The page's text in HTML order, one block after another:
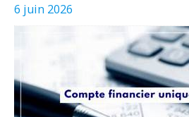
6 juin 2026